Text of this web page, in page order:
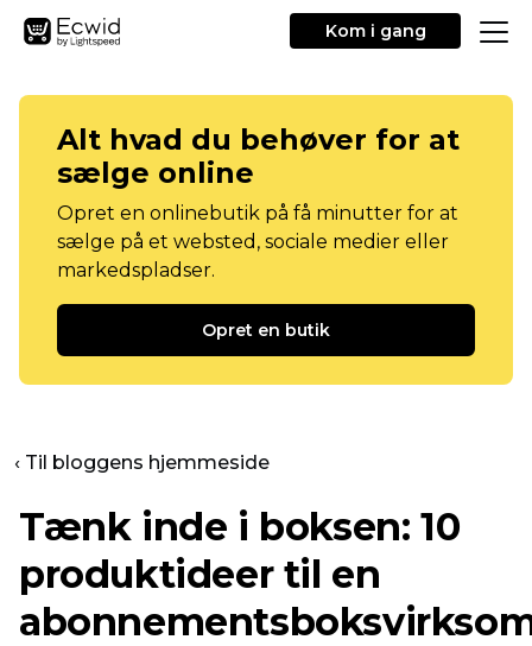
Kom i gang
Alt hvad du behøver for at
sælge online
Opret en onlinebutik på få minutter for at
sælge på et websted, sociale medier eller
markedspladser.
Opret en butik
‹ Til bloggens hjemmeside
Tænk inde i boksen: 10
produktideer til en